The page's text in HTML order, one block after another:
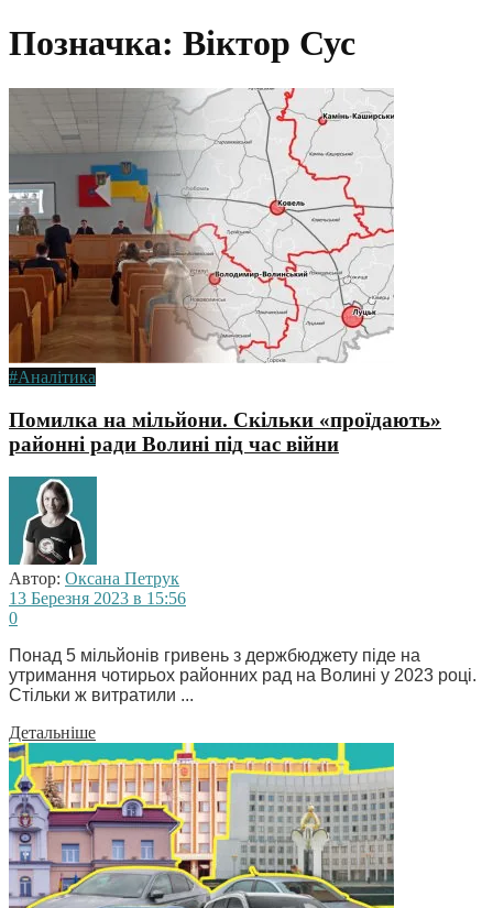
Позначка: Віктор Сус
#Аналітика
Помилка на мільйони. Скільки «проїдають»
районні ради Волині під час війни
Автор: Оксана Петрук
13 Березня 2023 в 15:56
0
Понад 5 мільйонів гривень з держбюджету піде на
утримання чотирьох районних рад на Волині у 2023 році.
Стільки ж витратили ...
Детальніше